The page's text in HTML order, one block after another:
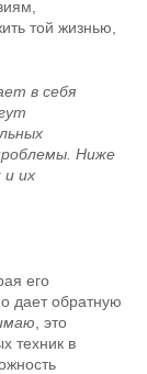
той жизнью,
в себя
Ниже
и их
его
дает обратную
, это
техник в